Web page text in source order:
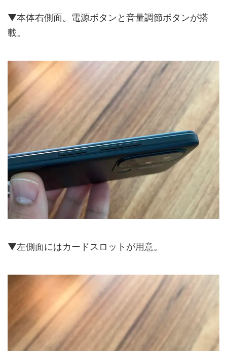
▼本体右側面。電源ボタンと音量調節ボタンが搭
載。
▼左側面にはカードスロットが用意。